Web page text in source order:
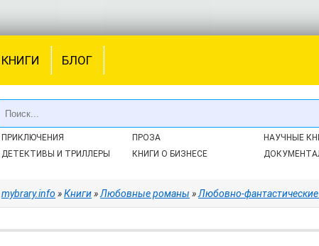
КНИГИ БЛОГ
ПРИКЛЮЧЕНИЯ
ДЕТЕКТИВЫ И ТРИЛЛЕРЫ
ПРОЗА
КНИГИ О БИЗНЕСЕ
НАУЧНЫЕ
mybrary.info »Книги»Любовные романы »Любовно-